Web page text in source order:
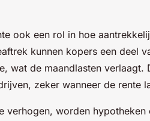
ook een rol in hoe
kunnen kopers een deel
wat de maandlasten verlaagt.
zeker wanneer de rente
verhogen, worden